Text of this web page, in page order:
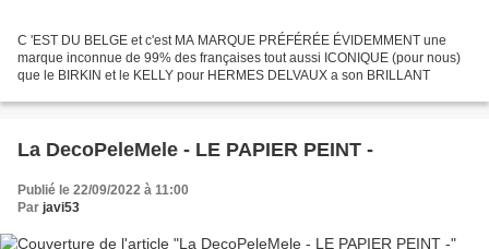
C 'EST DU BELGE et c'est MA MARQUE PRÉFÉRÉE ÉVIDEMMENT une
marque inconnue de 99% des françaises tout aussi ICONIQUE (pour nous)
que le BIRKIN et le KELLY pour HERMES DELVAUX a son BRILLANT
La DecoPeleMele - LE PAPIER PEINT -
Publié le 22/09/2022 à 11:00
Par javi53